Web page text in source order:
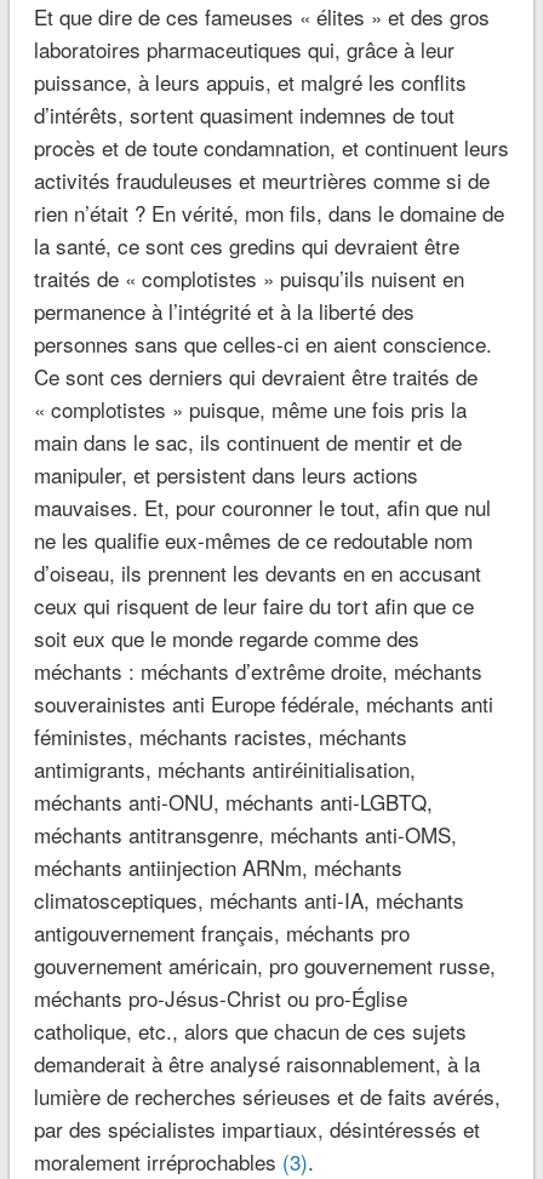
Et que dire de ces fameuses « élites » et des gros
laboratoires pharmaceutiques qui, grâce à leur
puissance, à leurs appuis, et malgré les conflits
d’intérêts, sortent quasiment indemnes de tout
procès et de toute condamnation, et continuent leurs
activités frauduleuses et meurtrières comme si de
rien n’était ? En vérité, mon fils, dans le domaine de
la santé, ce sont ces gredins qui devraient être
traités de « complotistes » puisqu’ils nuisent en
permanence à l’intégrité et à la liberté des
personnes sans que celles-ci en aient conscience.
Ce sont ces derniers qui devraient être traités de
« complotistes » puisque, même une fois pris la
main dans le sac, ils continuent de mentir et de
manipuler, et persistent dans leurs actions
mauvaises. Et, pour couronner le tout, afin que nul
ne les qualifie eux-mêmes de ce redoutable nom
d’oiseau, ils prennent les devants en en accusant
ceux qui risquent de leur faire du tort afin que ce
soit eux que le monde regarde comme des
méchants : méchants d’extrême droite, méchants
souverainistes anti Europe fédérale, méchants anti
féministes, méchants racistes, méchants
antimigrants, méchants antiréinitialisation,
méchants anti-ONU, méchants anti-LGBTQ,
méchants antitransgenre, méchants anti-OMS,
méchants antiinjection ARNm, méchants
climatosceptiques, méchants anti-IA, méchants
antigouvernement français, méchants pro
gouvernement américain, pro gouvernement russe,
méchants pro-Jésus-Christ ou pro-Église
catholique, etc., alors que chacun de ces sujets
demanderait à être analysé raisonnablement, à la
lumière de recherches sérieuses et de faits avérés,
par des spécialistes impartiaux, désintéressés et
moralement irréprochables (3).